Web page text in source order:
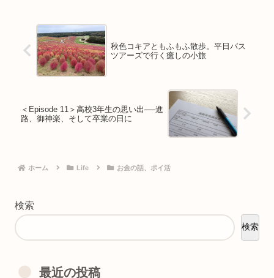
秋色コキアともふもふ散歩。平日バス
ツアーズで行く癒しの小旅
＜Episode 11＞高校3年生の思い出──進
路、御神楽、そして卒業の日に
ホーム Life お金の話、ポイ活
検索
検索
最近の投稿